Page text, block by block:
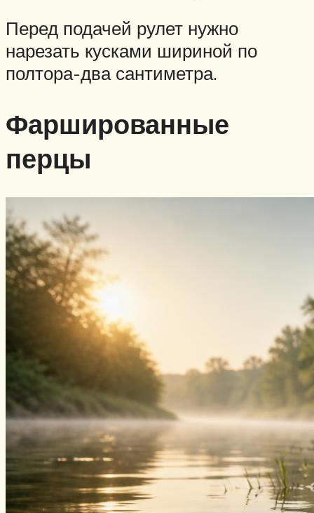
Перед подачей рулет нужно
нарезать кусками шириной по
полтора-два сантиметра.
Фаршированные
перцы